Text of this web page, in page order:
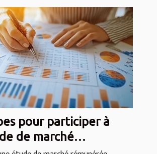
pour participer à
de marché